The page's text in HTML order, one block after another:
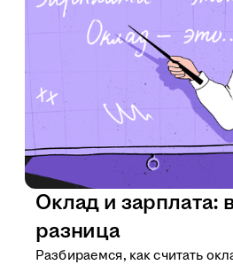
Оклад и зарплата:
разница
Разбираемся, как считать